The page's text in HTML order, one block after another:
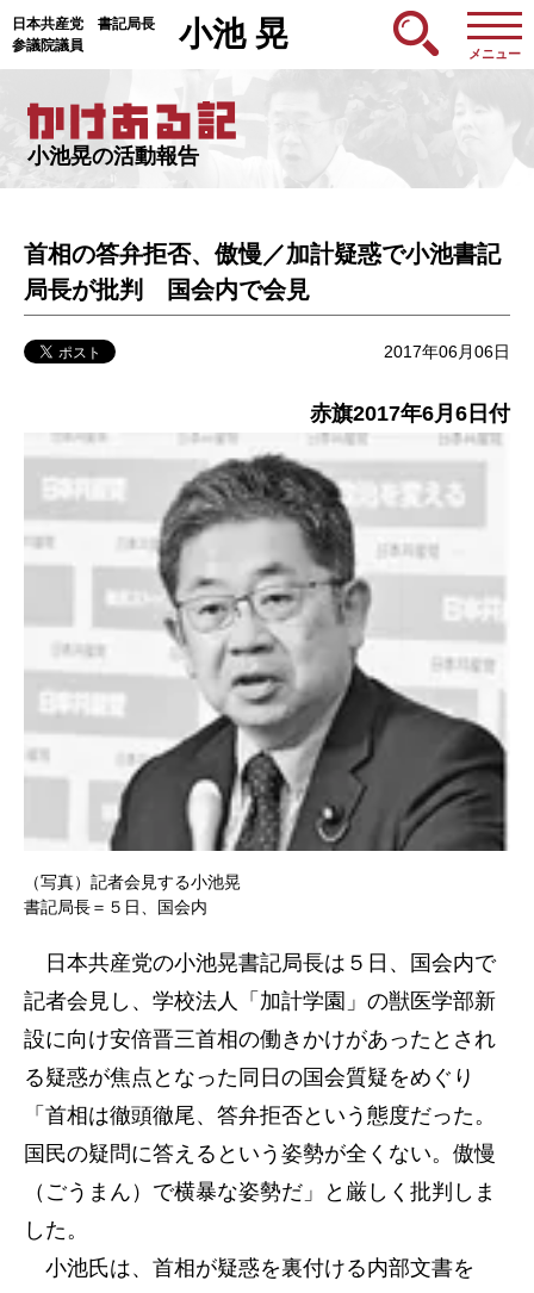
日本共産党 書記局長
参議院議員
小池 晃
メニュー
小池晃の活動報告
首相の答弁拒否、傲慢／加計疑惑で小池書記
局長が批判 国会内で会見
2017年06月06日
赤旗2017年6月6日付
（写真）記者会見する小池晃
書記局長＝５日、国会内
日本共産党の小池晃書記局長は５日、国会内で
記者会見し、学校法人「加計学園」の獣医学部新
設に向け安倍晋三首相の働きかけがあったとされ
る疑惑が焦点となった同日の国会質疑をめぐり
「首相は徹頭徹尾、答弁拒否という態度だった。
国民の疑問に答えるという姿勢が全くない。傲慢
（ごうまん）で横暴な姿勢だ」と厳しく批判しま
した。
小池氏は、首相が疑惑を裏付ける内部文書を